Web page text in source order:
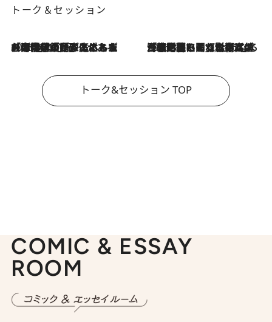
トーク＆セッション
2026.8.3
「今後値上げがあるとすれば…」「リスクがあるのは今年の冬」エネルギー専門家が語る、ホルムズ海峡封鎖が家庭にもたらす“ある心配” 2026.8.3
「住宅建てられない…」「サーチャージ料の高値が続いている」ホルムズ海峡封鎖による影響はいつまで続く？《エネルギー専門家に聞く“どうなる日本の暮らし”》
トーク&セッション TOP
COMIC & ESSAY
ROOM